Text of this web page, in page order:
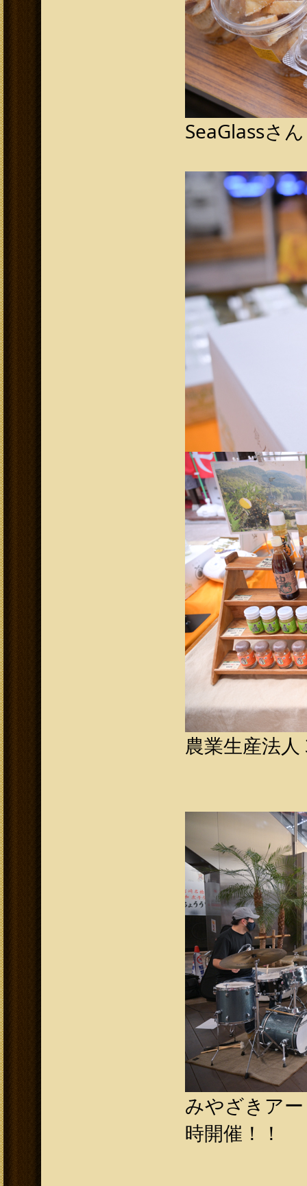
SeaGlassさん
農業生産法
みやざきア
時開催！！